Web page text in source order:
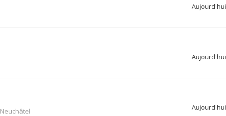
Aujourd'hui
Aujourd'hui
Neuchâtel Aujourd'hui